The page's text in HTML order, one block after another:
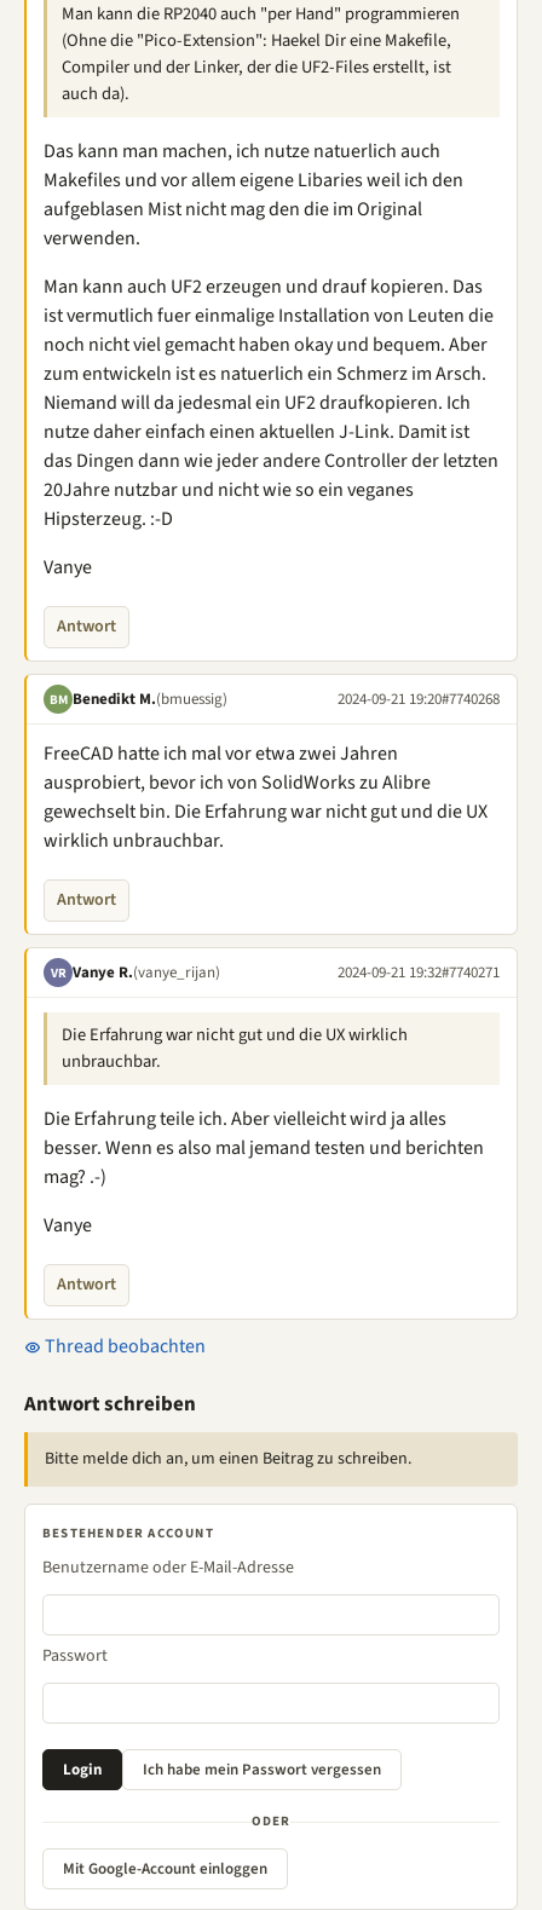
Man kann die RP2040 auch "per Hand" programmieren
(Ohne die "Pico-Extension": Haekel Dir eine Makefile,
Compiler und der Linker, der die UF2-Files erstellt, ist
auch da).
Das kann man machen, ich nutze natuerlich auch
Makefiles und vor allem eigene Libaries weil ich den
aufgeblasen Mist nicht mag den die im Original
verwenden.
Man kann auch UF2 erzeugen und drauf kopieren. Das
ist vermutlich fuer einmalige Installation von Leuten die
noch nicht viel gemacht haben okay und bequem. Aber
zum entwickeln ist es natuerlich ein Schmerz im Arsch.
Niemand will da jedesmal ein UF2 draufkopieren. Ich
nutze daher einfach einen aktuellen J-Link. Damit ist
das Dingen dann wie jeder andere Controller der letzten
20Jahre nutzbar und nicht wie so ein veganes
Hipsterzeug. :-D
Vanye
Antwort
BM Benedikt M.(bmuessig) 2024-09-21 19:20#7740268
FreeCAD hatte ich mal vor etwa zwei Jahren
ausprobiert, bevor ich von SolidWorks zu Alibre
gewechselt bin. Die Erfahrung war nicht gut und die UX
wirklich unbrauchbar.
Antwort
VR Vanye R.(vanye_rijan) 2024-09-21 19:32#7740271
Die Erfahrung war nicht gut und die UX wirklich
unbrauchbar.
Die Erfahrung teile ich. Aber vielleicht wird ja alles
besser. Wenn es also mal jemand testen und berichten
mag? .-)
Vanye
Antwort
Thread beobachten
Antwort schreiben
Bitte melde dich an, um einen Beitrag zu schreiben.
BESTEHENDER ACCOUNT
Benutzername oder E-Mail-Adresse
Passwort
ODER
Mit Google-Account einloggen